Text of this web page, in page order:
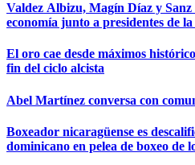
Valdez Albizu, Magín Díaz y
economía junto a presidentes de
El oro cae desde máximos
fin del ciclo alcista
Abel Martínez conversa con
Boxeador nicaragüense es
dominicano en pelea de boxeo de